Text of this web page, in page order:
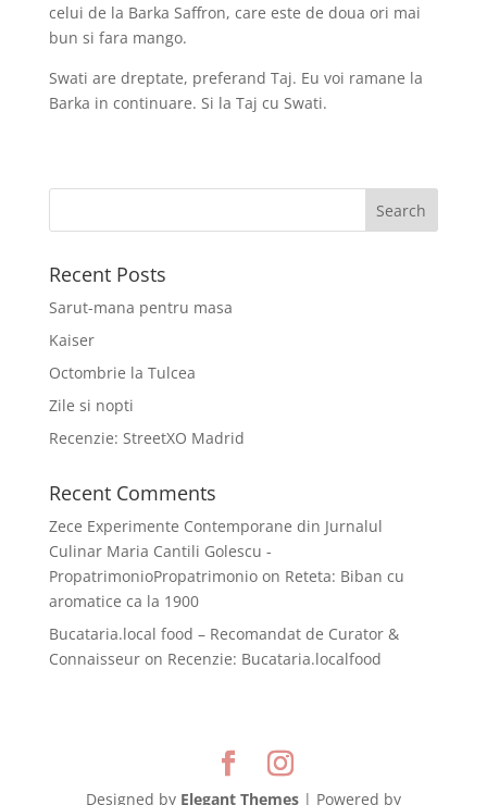
celui de la Barka Saffron, care este de doua ori mai
bun si fara mango.
Swati are dreptate, preferand Taj. Eu voi ramane la
Barka in continuare. Si la Taj cu Swati.
Recent Posts
Sarut-mana pentru masa
Kaiser
Octombrie la Tulcea
Zile si nopti
Recenzie: StreetXO Madrid
Recent Comments
Zece Experimente Contemporane din Jurnalul
Culinar Maria Cantili Golescu -
PropatrimonioPropatrimonioon Reteta: Biban cu
aromatice ca la 1900
Bucataria.local food – Recomandat de Curator &
Connaisseuron Recenzie: Bucataria.localfood
Designed by Elegant Themes| Powered by